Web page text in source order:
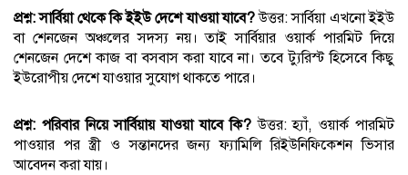
প্রশ্ন: সার্বিয়া থেকে কি ইইউ দেশে যাওয়া যাবে?উত্তর: সার্বিয়া এখনো ইইউ
বা শেনজেন অঞ্চলের সদস্য নয়। তাই সার্বিয়ার ওয়ার্ক পারমিট দিয়ে
শেনজেন দেশে কাজ বা বসবাস করা যাবে না। তবে ট্যুরিস্ট হিসেবে কিছু
ইউরোপীয় দেশে যাওয়ার সুযোগ থাকতে পারে।
প্রশ্ন: পরিবার নিয়ে সার্বিয়ায় যাওয়া যাবে কি?উত্তর: হ্যাঁ, ওয়ার্ক পারমিট
পাওয়ার পর স্ত্রী ও সন্তানদের জন্য ফ্যামিলি রিইউনিফিকেশন ভিসার
আবেদন করা যায়।